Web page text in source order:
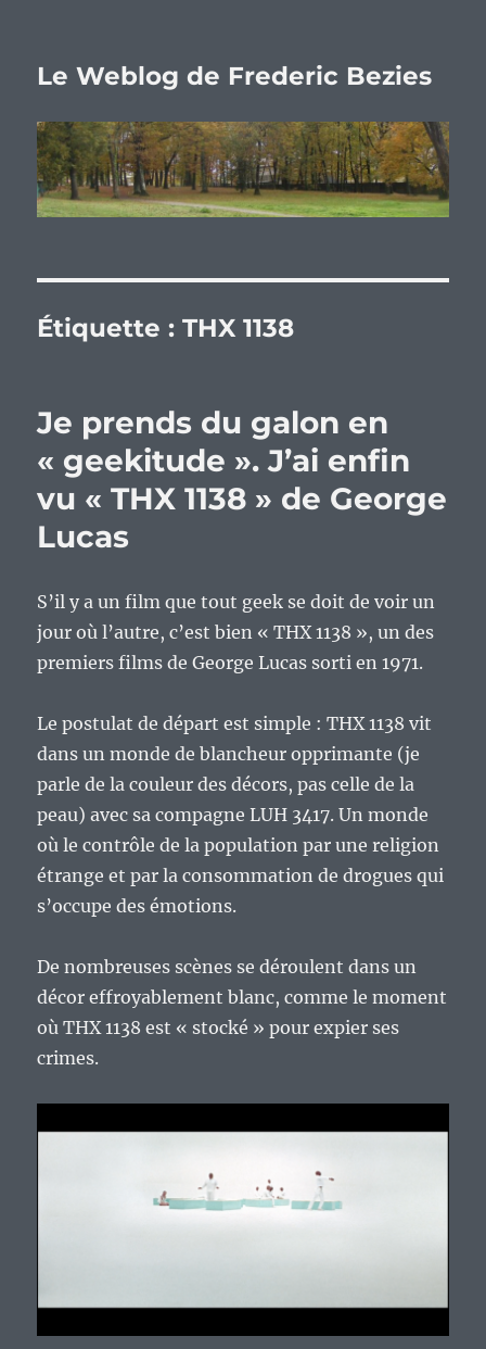
Le Weblog de Frederic Bezies
Étiquette :THX 1138
Je prends du galon en
« geekitude ». J’ai enfin
vu « THX 1138 » de George
Lucas
S’il y a un film que tout geek se doit de voir un
jour où l’autre, c’est bien « THX 1138 », un des
premiers films de George Lucas sorti en 1971.
Le postulat de départ est simple : THX 1138 vit
dans un monde de blancheur opprimante (je
parle de la couleur des décors, pas celle de la
peau) avec sa compagne LUH 3417. Un monde
où le contrôle de la population par une religion
étrange et par la consommation de drogues qui
s’occupe des émotions.
De nombreuses scènes se déroulent dans un
décor effroyablement blanc, comme le moment
où THX 1138 est « stocké » pour expier ses
crimes.